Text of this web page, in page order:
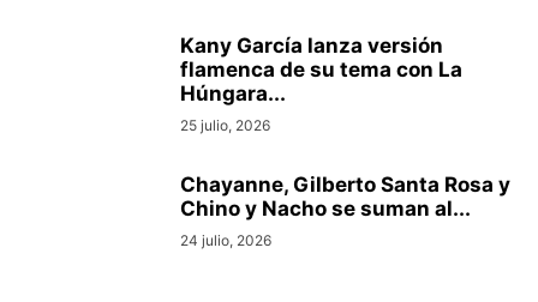
Kany García lanza versión
flamenca de su tema con La
Húngara...
25 julio, 2026
Chayanne, Gilberto Santa Rosa y
Chino y Nacho se suman al...
24 julio, 2026